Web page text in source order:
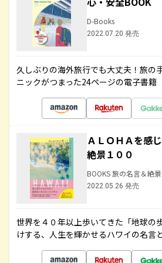
D-Books
2022.07.20 発売
久しぶりの海外旅行でも大丈夫！旅の
ニックがつまった24ページの電子書籍
ＡＬＯＨＡを感
絶景１００
BOOKS 旅の名言＆絶景
2022.05.26 発売
世界を４０年以上歩いてきた「地球の
けする、人生を輝かせるハワイの名言